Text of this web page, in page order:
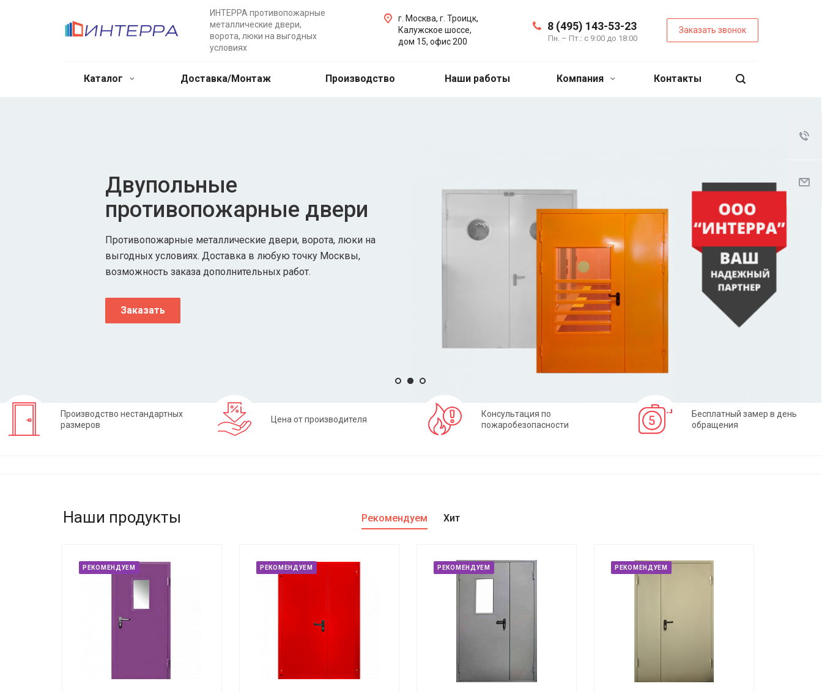
ИНТЕРРА противопожарные
металлические двери,
ворота, люки на выгодных
условиях
8 (495) 143-53-23
Пн. – Пт.: с 9:00 до 18:00
Заказать звонок
г. Москва, г. Троицк,
Калужское шоссе,
дом 15, офис 200
Каталог Доставка/Монтаж Производство Наши работы Компания Контакты
Двупольные
противопожарные двери
Противопожарные металлические двери, ворота, люки на
выгодных условиях. Доставка в любую точку Москвы,
возможность заказа дополнительных работ.
Заказать
Производство нестандартных
размеров
Цена от производителя
Консультация по
пожаробезопасности
Бесплатный замер в день
обращения
Наши продукты Рекомендуем Хит
РЕКОМЕНДУЕМ РЕКОМЕНДУЕМ РЕКОМЕНДУЕМ РЕКОМЕНДУЕМ